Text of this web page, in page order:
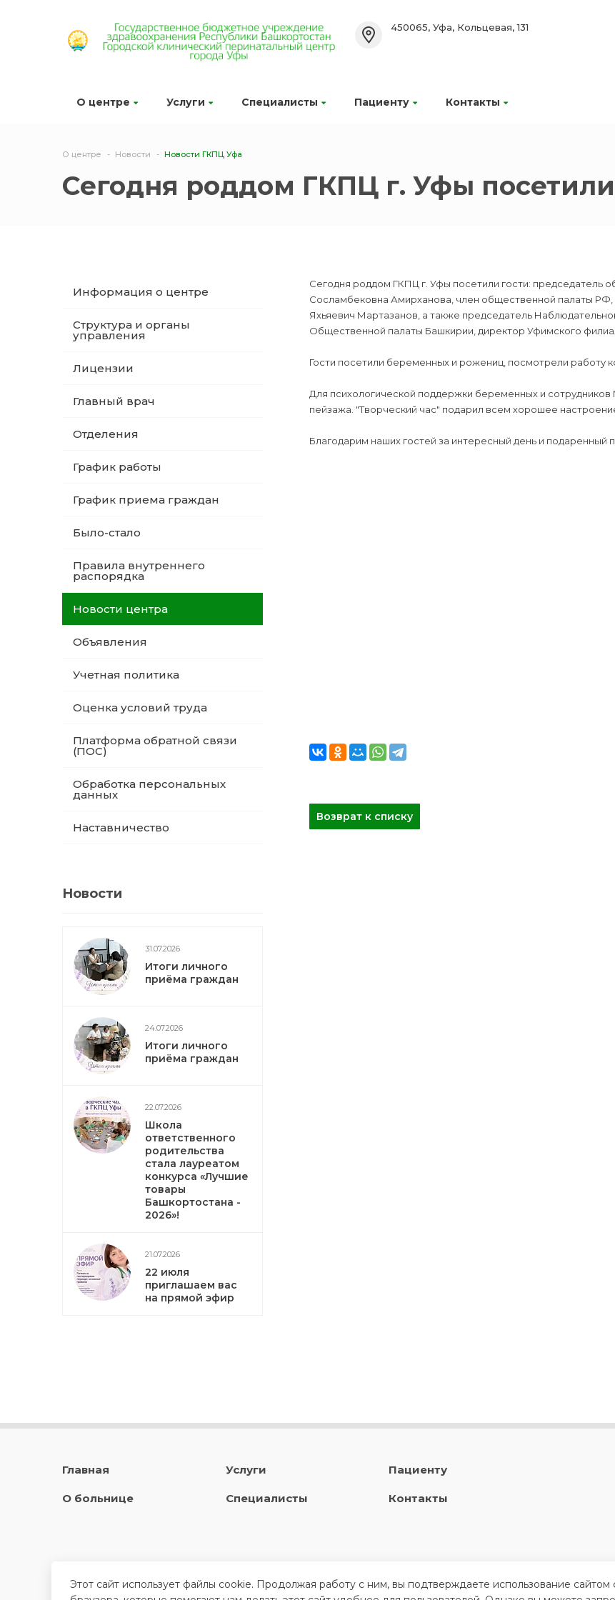
О центре Услуги Специалисты Пациенту Контакты
450065, Уфа, Кольцевая, 131
О центре Новости Новости ГКПЦ Уфа
Сегодня роддом ГКПЦ г. Уфы посетили
Информация о центре
Структура и органы
управления
Лицензии
Главный врач
Отделения
График работы
График приема граждан
Было-стало
Правила внутреннего
распорядка
Новости центра
Объявления
Учетная политика
Оценка условий труда
Платформа обратной связи
(ПОС)
Обработка персональных
данных
Наставничество
Новости
31.07.2026
Итоги личного
приёма граждан
24.07.2026
Итоги личного
приёма граждан
22.07.2026
Школа
ответственного
родительства
стала лауреатом
конкурса «Лучшие
товары
Башкортостана -
2026»!
21.07.2026
22 июля
приглашаем вас
на прямой эфир
Сегодня роддом ГКПЦ г. Уфы посетили гости: председатель
Сосламбековна Амирханова, член общественной палаты
Яхьяевич Мартазанов, а также председатель
Общественной палаты Башкирии, директор Уфимского
Гости посетили беременных и рожениц, посмотрели работу
Для психологической поддержки беременных и
пейзажа. "Творческий час" подарил всем хорошее
Благодарим наших гостей за интересный день и подаренный
Возврат к списку
Главная
О больнице
Услуги
Специалисты
Пациенту
Контакты
Этот сайт использует файлы cookie. Продолжая работу с ним, вы подтверждаете использование сайтом